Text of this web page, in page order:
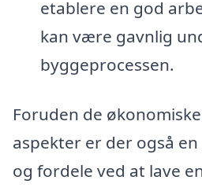
etablere en god
kan være gavnlig
byggeprocessen.
Foruden de
aspekter er der også
og fordele ved at lave